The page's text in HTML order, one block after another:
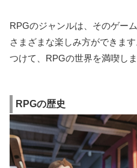
RPGのジャンルは、そのゲー
さまざまな楽しみ方ができま
つけて、RPGの世界を満喫しま
RPGの歴史